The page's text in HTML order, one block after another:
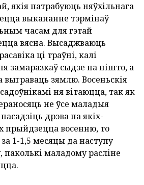
якія патрабуюць няўхільнага
выкананне тэрмінаў
часам для гэтай
вясна. Высаджваюць
ці траўні, калі
замаразкаў сыдзе на нішто, а
выграваць зямлю. Восеньскія
ня вітаюцца, так як
не ўсе маладыя
дрэва па якіх-
прыйдзецца восенню, то
за 1-1,5 месяцы да наступу
паколькі маладому расліне